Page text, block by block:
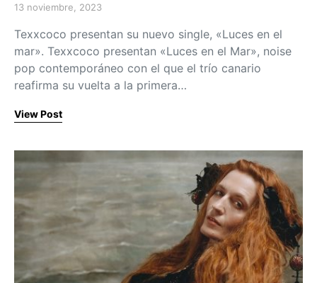
Posted on
13 noviembre, 2023
Texxcoco presentan su nuevo single, «Luces en el
mar». Texxcoco presentan «Luces en el Mar», noise
pop contemporáneo con el que el trío canario
reafirma su vuelta a la primera…
View Post